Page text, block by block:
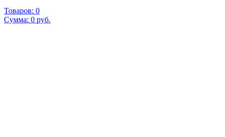
Товаров: 0
Сумма: 0 руб.